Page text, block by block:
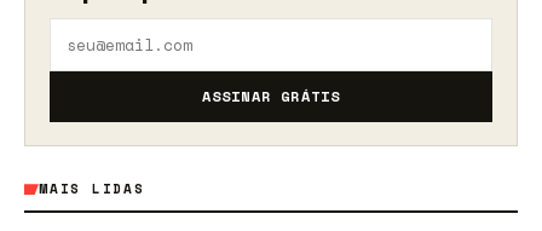
ASSINAR GRÁTIS
MAIS LIDAS